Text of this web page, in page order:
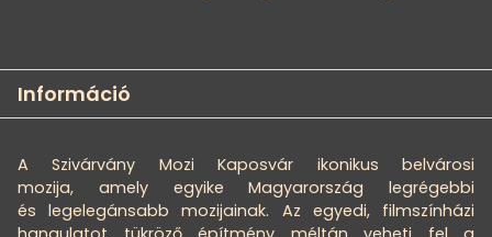
Információ
A Szivárvány Mozi Kaposvár ikonikus belvárosi
mozija, amely egyike Magyarország legrégebbi
és legelegánsabb mozijainak. Az egyedi, filmszínházi